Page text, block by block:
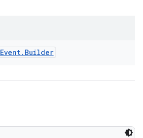
Event. Builder